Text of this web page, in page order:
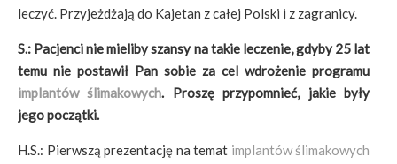
leczyć. Przyjeżdżają do Kajetan z całej Polski i z zagranicy.
S.: Pacjenci nie mieliby szansy na takie leczenie, gdyby 25 lat
temu nie postawił Pan sobie za cel wdrożenie programu
implantów ślimakowych. Proszę przypomnieć, jakie były
jego początki.
H.S.: Pierwszą prezentację na temat implantów ślimakowych